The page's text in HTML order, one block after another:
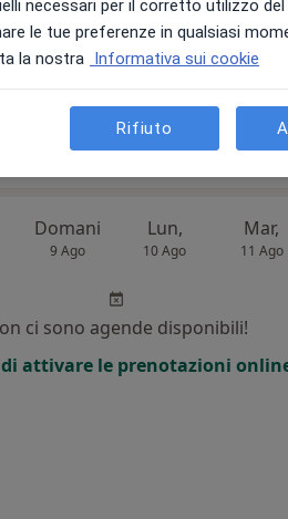
Domani
9 Ago
Lun,
10 Ago
Mar,
11 Ago
ci sono agende disponibili!
di attivare le prenotazioni
necessari per il corretto utilizzo
le tue preferenze in qualsiasi
la nostra Informativa sui cookie
Rifiuto